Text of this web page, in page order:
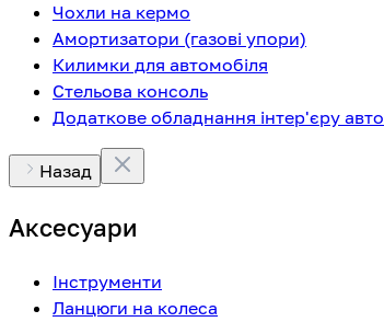
Чохли на кермо
Амортизатори (газові упори)
Килимки для автомобіля
Стельова консоль
Додаткове обладнання інтер'єру авто
Назад
Аксесуари
Інструменти
Ланцюги на колеса